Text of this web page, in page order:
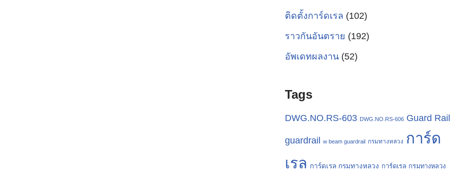
ติดตั้งการ์ดเรล (102)
ราวกันอันตราย (192)
อัพเดทผลงาน(52)
Tags
DWG.NO.RS-603 DWG.NO.RS-606 Guard Rail
guardrail w beam guardrail กรมทางหลวง การ์ด
เรล การ์ดเรล กรมทางหลวง การ์ดเรล กรมทางหลวง